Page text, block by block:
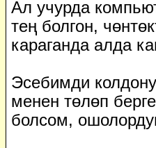
Ал учурда
тең болгон,
караганда алда
Эсебимди
менен төлөп
болсом,